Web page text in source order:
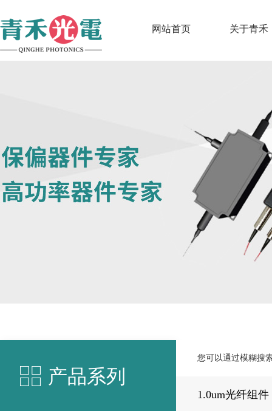
网站首页 关于青禾
产品系列
您可以通过模糊搜
1.0um光纤组件